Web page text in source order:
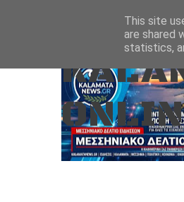
Aug 8, 2026
This site
are shared
statistics,